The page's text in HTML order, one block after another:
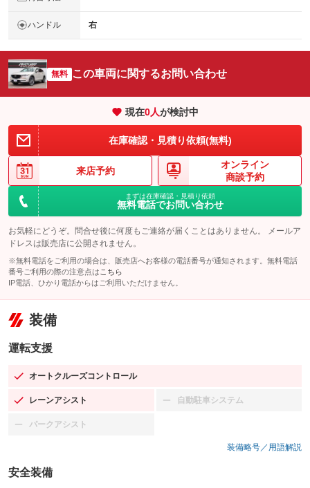
ハンドル 右
無料 この車両に関するお問い合わせ
現在0人が検討中
在庫確認・見積り依頼(無料)
来店予約
オンライン
商談予約
まずは在庫確認・見積り依頼
無料電話でお問い合わせ
お気軽にどうぞ。問合せ後に何度もご連絡が届くことはありません。 メールア
ドレスは販売店に公開されません。
※無料電話をご利用の場合は、販売店へお客様の電話番号が通知されます。無料電話
番号ご利用の際の注意点は こちら
IP電話、ひかり電話からはご利用いただけません。
装備
運転支援
オートクルーズコントロール
：装備あり
レーンアシスト
：装備あり 自動駐車システム
：装備なし
パークアシスト
：装備なし
装備略号／用語解説
安全装備